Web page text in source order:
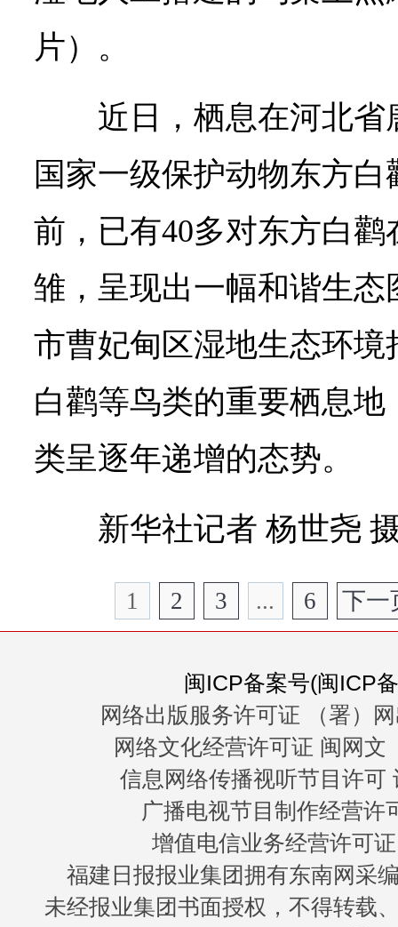
片）。
近日，栖息在河北
国家一级保护动物东方
前，已有40多对东方白
雏，呈现出一幅和谐生
市曹妃甸区湿地生态环
白鹳等鸟类的重要栖息
类呈逐年递增的态势。
新华社记者 杨世尧
1 2 3 ... 6 下一
闽ICP备案号(闽ICP
网络出版服务许可证 （署）
网络文化经营许可证 闽网文
信息网络传播视听节目许可
广播电视节目制作经营许
增值电信业务经营许可
福建日报报业集团拥有东南网采
未经报业集团书面授权，不得转载